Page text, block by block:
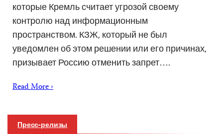
которые Кремль считает угрозой своему
контролю над информационным
пространством. КЗЖ, который не был
уведомлен об этом решении или его причинах,
призывает Россию отменить запрет….
Read More ›
Пресс-релизы